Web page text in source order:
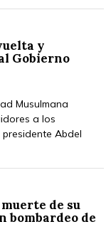
y
Gobierno
Musulmana
a los
Abdel
de su
bombardeo de